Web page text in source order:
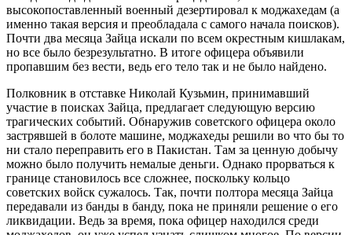
высокопоставленный военный дезертировал к моджахедам (а
именно такая версия и преобладала с самого начала поисков).
Почти два месяца Зайца искали по всем окрестным кишлакам,
но все было безрезультатно. В итоге офицера объявили
пропавшим без вести, ведь его тело так и не было найдено.
Полковник в отставке Николай Кузьмин, принимавший
участие в поисках Зайца, предлагает следующую версию
трагических событий. Обнаружив советского офицера около
застрявшей в болоте машине, моджахеды решили во что бы то
ни стало переправить его в Пакистан. Там за ценную добычу
можно было получить немалые деньги. Однако прорваться к
границе становилось все сложнее, поскольку кольцо
советских войск сужалось. Так, почти полтора месяца Зайца
передавали из банды в банду, пока не приняли решение о его
ликвидации. Ведь за время, пока офицер находился среди